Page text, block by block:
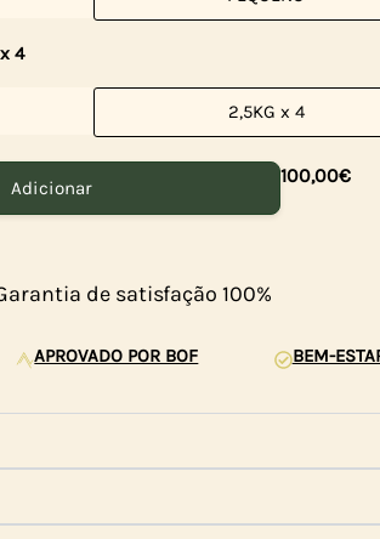
4
2,5KG x 4
Adicionar
100,00€
de satisfação 100%
APROVADO POR BOF BEM-